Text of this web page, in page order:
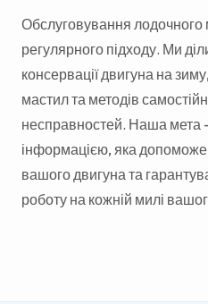
Обслуговування лодочного
регулярного підходу. Ми
консервації двигуна на
мастил та методів
несправностей. Наша мета
інформацією, яка
вашого двигуна та
роботу на кожній милі